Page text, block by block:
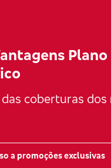
Plano
coberturas dos
a promoções exclusivas